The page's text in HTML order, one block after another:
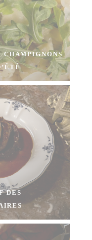
CHAMPIGNONS
DES